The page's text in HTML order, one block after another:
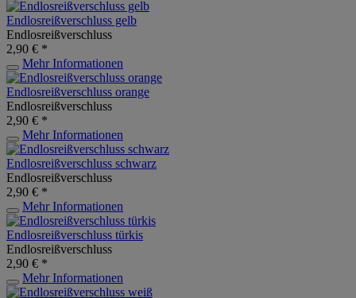
Endlosreißverschluss gelb
Endlosreißverschluss
2,90 € *
Mehr Informationen
Endlosreißverschluss orange
Endlosreißverschluss
2,90 € *
Mehr Informationen
Endlosreißverschluss schwarz
Endlosreißverschluss
2,90 € *
Mehr Informationen
Endlosreißverschluss türkis
Endlosreißverschluss
2,90 € *
Mehr Informationen